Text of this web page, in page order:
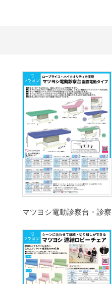
マツヨシ電動診察台・診